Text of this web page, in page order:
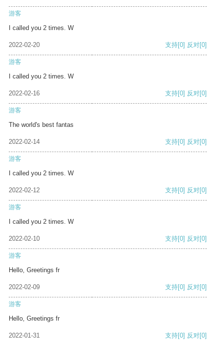
游客
I called you 2 times. W
2022-02-20 支持[0] 反对[0]
游客
I called you 2 times. W
2022-02-16 支持[0] 反对[0]
游客
The world's best fantas
2022-02-14 支持[0] 反对[0]
游客
I called you 2 times. W
2022-02-12 支持[0] 反对[0]
游客
I called you 2 times. W
2022-02-10 支持[0] 反对[0]
游客
Hello, Greetings fr
2022-02-09 支持[0] 反对[0]
游客
Hello, Greetings fr
2022-01-31 支持[0] 反对[0]